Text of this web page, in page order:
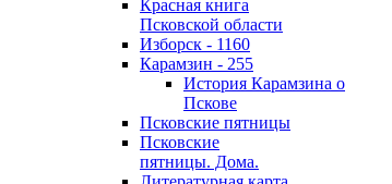
Красная книга
Псковской области
Изборск - 1160
Карамзин - 255
История Карамзина о
Пскове
Псковские пятницы
Псковские
пятницы. Дома.